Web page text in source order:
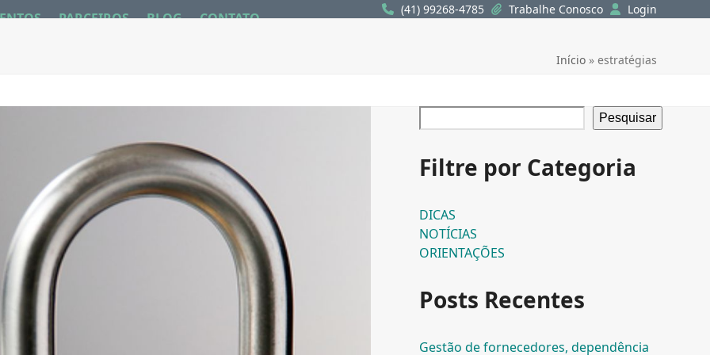
(41) 99268-4785 Trabalhe Conosco Login
PARCEIROS BLOG CONTATO
Início» estratégias
Pesquisar
Filtre por Categoria
DICAS
NOTÍCIAS
ORIENTAÇÕES
Posts Recentes
Gestão de fornecedores, dependência